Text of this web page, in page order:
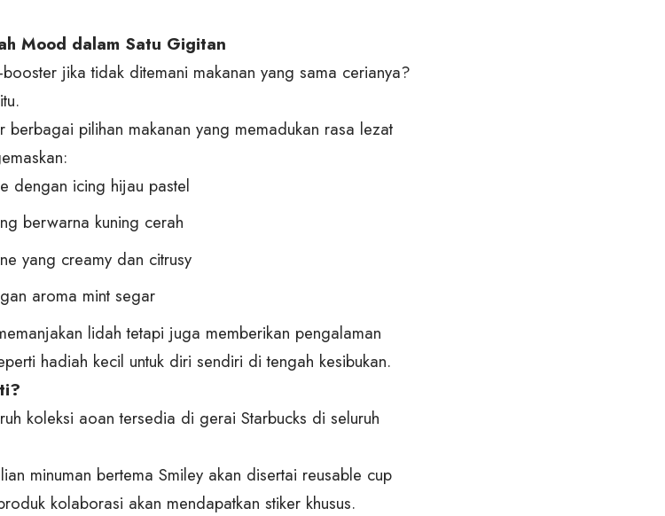
Mood dalam Satu Gigitan
jika tidak ditemani makanan yang sama cerianya?
pilihan makanan yang memadukan rasa lezat
dengan icing hijau pastel
berwarna kuning cerah
yang creamy dan citrusy
aroma mint segar
lidah tetapi juga memberikan pengalaman
hadiah kecil untuk diri sendiri di tengah kesibukan.
koleksi aoan tersedia di gerai Starbucks di seluruh
minuman bertema Smiley akan disertai reusable cup
kolaborasi akan mendapatkan stiker khusus.